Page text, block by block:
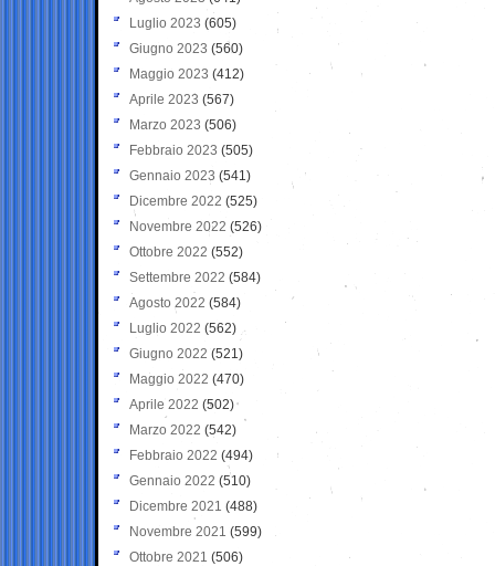
Luglio 2023 (605)
Giugno 2023 (560)
Maggio 2023 (412)
Aprile 2023 (567)
Marzo 2023 (506)
Febbraio 2023 (505)
Gennaio 2023 (541)
Dicembre 2022 (525)
Novembre 2022 (526)
Ottobre 2022 (552)
Settembre 2022 (584)
Agosto 2022 (584)
Luglio 2022 (562)
Giugno 2022 (521)
Maggio 2022 (470)
Aprile 2022 (502)
Marzo 2022 (542)
Febbraio 2022 (494)
Gennaio 2022 (510)
Dicembre 2021 (488)
Novembre 2021 (599)
Ottobre 2021 (506)